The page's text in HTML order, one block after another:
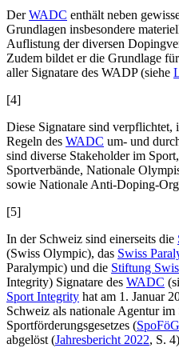
DerWADC enthält neben
Grundlagen insbesondere
Auflistung der diversen
Zudem bildet er die Grundlage
aller Signatare des WADP (siehe
[4]
Diese Signatare sind
Regeln des WADC um- und
sind diverse Stakeholder im
Sportverbände, Nationale
sowie Nationale Anti-Doping-
[5]
In der Schweiz sind einerseits die
(Swiss Olympic), das Swiss
Paralympic) und die Stiftung
Integrity) Signatare des WADC
Sport Integrity hat am 1. Januar
Schweiz als nationale Agentur im
Sportförderungsgesetzes (SpoFöG
abgelöst (Jahresbericht 2022, S.